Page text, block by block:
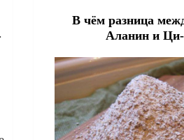
В чём разница
Аланин и